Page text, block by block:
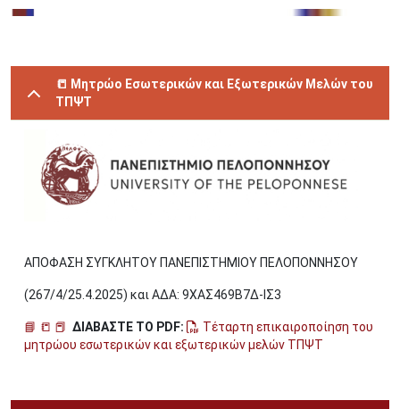
Image
📒 Μητρώο Εσωτερικών και Εξωτερικών Μελών του
ΤΠΨΤ
ΑΠΟΦΑΣΗ ΣΥΓΚΛΗΤΟΥ ΠΑΝΕΠΙΣΤΗΜΙΟΥ ΠΕΛΟΠΟΝΝΗΣΟΥ
(267/4/25.4.2025) και ΑΔΑ: 9ΧΑΣ469Β7Δ-ΙΣ3
📘 📒 📕 ΔΙΑΒΑΣΤΕ ΤΟ PDF:
Τέταρτη επικαιροποίηση του
μητρώου εσωτερικών και εξωτερικών μελών ΤΠΨΤ